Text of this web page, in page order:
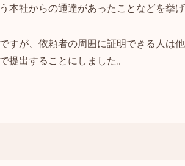
本社からの通達があったことなどを挙げ
すが、依頼者の周囲に証明できる人は
提出することにしました。